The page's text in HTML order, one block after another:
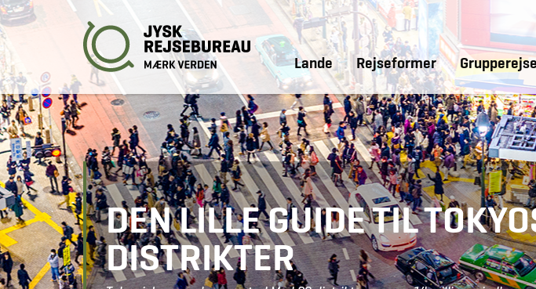
Lande Rejseformer
DEN LILLE GUIDE TIL
DISTRIKTER